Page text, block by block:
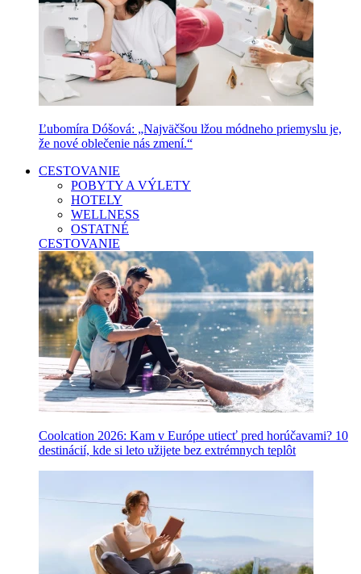
Ľubomíra Dóšová: „Najväčšou lžou módneho priemyslu je,
že nové oblečenie nás zmení.“
CESTOVANIE
POBYTY A VÝLETY
HOTELY
WELLNESS
OSTATNÉ
CESTOVANIE
Coolcation 2026: Kam v Európe utiecť pred horúčavami? 10
destinácií, kde si leto užijete bez extrémnych teplôt